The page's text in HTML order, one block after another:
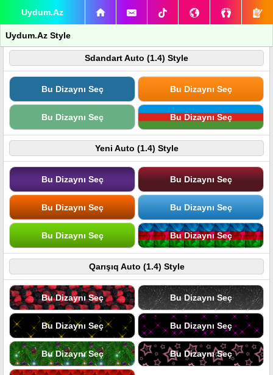
Uydum.Az
Uydum.Az Style
Sdandart Auto (1.4) Style
Bu Dizaynı Seç Bu Dizaynı Seç
Bu Dizaynı Seç Bu Dizaynı Seç
Yeni Auto (1.4) Style
Bu Dizaynı Seç Bu Dizaynı Seç
Bu Dizaynı Seç Bu Dizaynı Seç
Bu Dizaynı Seç Bu Dizaynı Seç
Qarışıq Auto (1.4) Style
Bu Dizaynı Seç Bu Dizaynı Seç
Bu Dizaynı Seç Bu Dizaynı Seç
Bu Dizaynı Seç Bu Dizaynı Seç